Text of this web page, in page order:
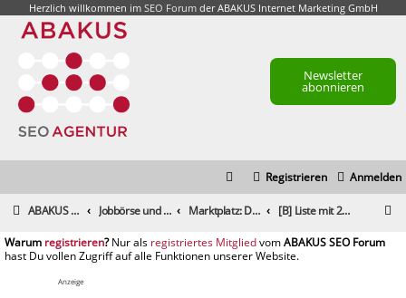
Herzlich willkommen im SEO Forumder ABAKUS Internet Marketing GmbH
Newsletter
abonnieren
Anmelden
Registrieren
ABAKUS Foren-Übersicht Jobbörse und Marktplatz Marktplatz: Dienstleistungen [B] Liste mit 2300 deutschsprachige Foren - Top!
registrieren registriertes Mitglied
Anzeige